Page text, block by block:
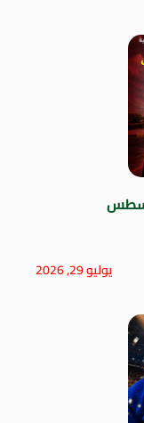
يوليو 29, 2026